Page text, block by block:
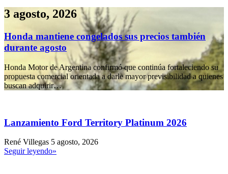
3 agosto, 2026
Honda mantiene congelados sus precios también
durante agosto
Honda Motor de Argentina confirmó que continúa fortaleciendo su
propuesta comercial orientada a darle mayor previsibilidad a quienes
buscan adquirir…
Lanzamiento Ford Territory Platinum 2026
René Villegas 5 agosto, 2026
Seguir leyendo»